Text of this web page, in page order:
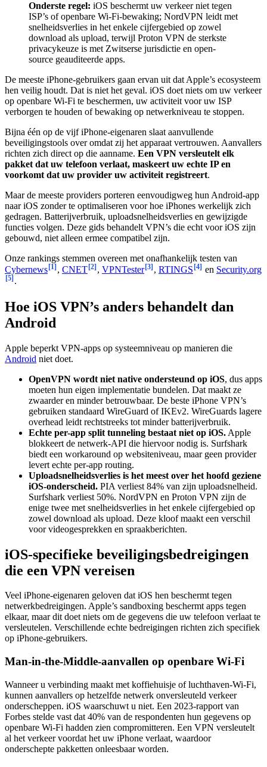
Onderste regel: iOS beschermt uw verkeer niet tegen
ISP’s of openbare Wi-Fi-bewaking; NordVPN leidt met
snelheidsverlies in het enkele cijfergebied op zowel
download als upload, terwijl Proton VPN de sterkste
privacykeuze is met Zwitserse jurisdictie en open-
source geauditeerde apps.
De meeste iPhone-gebruikers gaan ervan uit dat Apple’s ecosysteem
hen veilig houdt. Dat is niet het geval. iOS doet niets om uw verkeer
op openbare Wi-Fi te beschermen, uw activiteit voor uw ISP
verborgen te houden of bewaking op netwerkniveau te stoppen.
Bijna één op de vijf iPhone-eigenaren slaat aanvullende
beveiligingstools over omdat zij het apparaat vertrouwen. Aanvallers
richten zich direct op die aanname. Een VPN versleutelt elk
pakket dat uw telefoon verlaat, maskeert uw echte IP en
voorkomt dat uw provider uw activiteit registreert.
Maar de meeste providers porteren eenvoudigweg hun Android-app
naar iOS zonder te optimaliseren voor hoe iPhones werkelijk zich
gedragen. Batterijverbruik, uploadsnelheidsverlies en gewijzigde
functies volgen. Deze gids behandelt VPN’s die echt voor iOS zijn
gebouwd, niet alleen ermee compatibel zijn.
Onze rankings stemmen overeen met onafhankelijk testen van
Cybernews [1] , CNET [2] , VPNTester [3] , RTINGS [4] en Security.org
[5] .
Hoe iOS VPN’s anders behandelt dan
Android
Apple beperkt VPN-apps op systeemniveau op manieren die
Android niet doet.
OpenVPN wordt niet native ondersteund op iOS, dus apps
moeten hun eigen implementatie bundelen. Dat maakt ze
zwaarder en minder betrouwbaar. De beste iPhone VPN’s
gebruiken standaard WireGuard of IKEv2. WireGuards lagere
overhead leidt rechtstreeks tot minder batterijverbruik.
Echte per-app split tunneling bestaat niet op iOS. Apple
blokkeert de netwerk-API die hiervoor nodig is. Surfshark
biedt een workaround op websiteniveau, maar geen provider
levert echte per-app routing.
Uploadsnelheidsverlies is het meest over het hoofd geziene
iOS-onderscheid. PIA verliest 84% van zijn uploadsnelheid.
Surfshark verliest 50%. NordVPN en Proton VPN zijn de
enige twee met snelheidsverlies in het enkele cijfergebied op
zowel download als upload. Deze kloof maakt een verschil
voor videogesprekken en spraakberichten.
iOS-specifieke beveiligingsbedreigingen
die een VPN vereisen
Veel iPhone-eigenaren geloven dat iOS hen beschermt tegen
netwerkbedreigingen. Apple’s sandboxing beschermt apps tegen
elkaar, maar dit doet niets om de gegevens die uw telefoon verlaat te
versleutelen. Verschillende echte bedreigingen richten zich specifiek
op iPhone-gebruikers.
Man-in-the-Middle-aanvallen op openbare Wi-Fi
Wanneer u verbinding maakt met koffiehuisje of luchthaven-Wi-Fi,
kunnen aanvallers op hetzelfde netwerk onversleuteld verkeer
onderscheppen. iOS waarschuwt u niet. Een 2023-rapport van
Forbes stelde vast dat 40% van de respondenten hun gegevens op
openbare Wi-Fi hadden zien compromitteren. Een VPN versleutelt
al het verkeer voordat het uw iPhone verlaat, waardoor
onderschepte pakketten onleesbaar worden.